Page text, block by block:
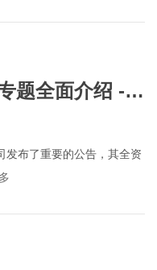
题全面介绍 -
发布了重要的公告，其全资